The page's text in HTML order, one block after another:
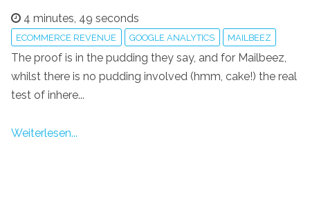
4 minutes, 49 seconds
ECOMMERCE REVENUE GOOGLE ANALYTICS MAILBEEZ
The proof is in the pudding they say, and for Mailbeez,
whilst there is no pudding involved (hmm, cake!) the real
test of inhere...
Weiterlesen...